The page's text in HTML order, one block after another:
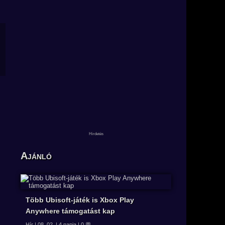
Ajánló
Több Ubisoft-játék is Xbox Play
Anywhere támogatást kap